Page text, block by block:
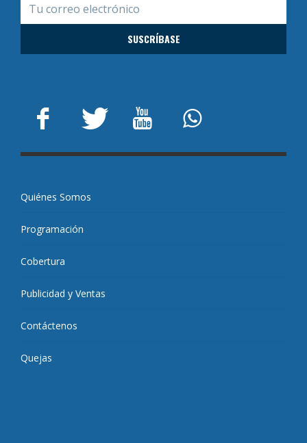
Quiénes Somos
Programación
Cobertura
Publicidad y Ventas
Contáctenos
Quejas